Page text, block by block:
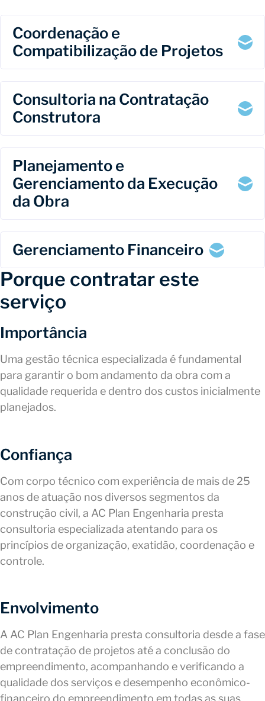
Coordenação e
Compatibilização de Projetos
Consultoria na Contratação
Construtora
Planejamento e
Gerenciamento da Execução
da Obra
Gerenciamento Financeiro
Porque contratar este
serviço
Importância
Uma gestão técnica especializada é fundamental
para garantir o bom andamento da obra com a
qualidade requerida e dentro dos custos inicialmente
planejados.
Confiança
Com corpo técnico com experiência de mais de 25
anos de atuação nos diversos segmentos da
construção civil, a AC Plan Engenharia presta
consultoria especializada atentando para os
princípios de organização, exatidão, coordenação e
controle.
Envolvimento
A AC Plan Engenharia presta consultoria desde a fase
de contratação de projetos até a conclusão do
empreendimento, acompanhando e verificando a
qualidade dos serviços e desempenho econômico-
financeiro do empreendimento em todas as suas